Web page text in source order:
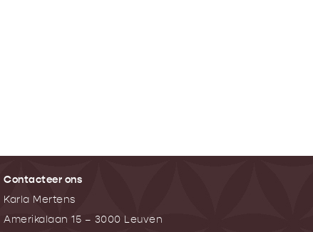
Contacteer ons
Karla Mertens
Amerikalaan 15 – 3000 Leuven